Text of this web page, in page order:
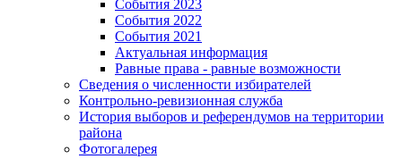
События 2023
События 2022
События 2021
Актуальная информация
Равные права - равные возможности
Сведения о численности избирателей
Контрольно-ревизионная служба
История выборов и референдумов на территории
района
Фотогалерея